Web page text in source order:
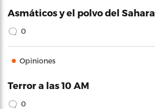
Asmáticos y el polvo del Sahara
0
Opiniones
Terror a las 10 AM
0